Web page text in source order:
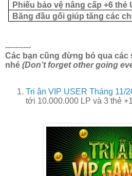
Phiếu bảo vệ nâng cấp +6
Băng đầu gối giúp tăng các
----------
Các bạn cũng đừng bỏ qua các
nhé (Don’t forget other going
Tri ân VIP USER Tháng 11/
tới 10.000.000 LP và 3 thẻ